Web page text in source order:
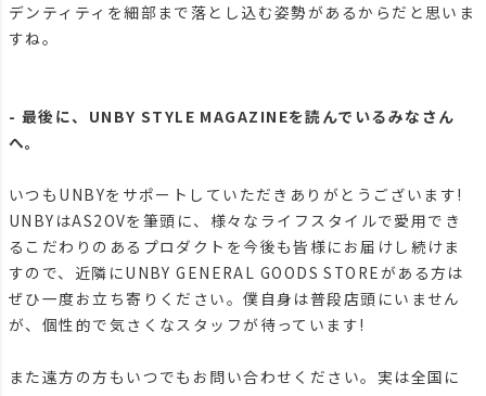
デンティティを細部まで落とし込む姿勢があるからだと思いま
すね。
- 最後に、UNBY STYLE MAGAZINEを読んでいるみなさん
へ。
いつもUNBYをサポートしていただきありがとうございます!
UNBYはAS2OVを筆頭に、様々なライフスタイルで愛用でき
るこだわりのあるプロダクトを今後も皆様にお届けし続けま
すので、近隣にUNBY GENERAL GOODS STOREがある方は
ぜひ一度お立ち寄りください。僕自身は普段店頭にいません
が、個性的で気さくなスタッフが待っています!
また遠方の方もいつでもお問い合わせください。実は全国に